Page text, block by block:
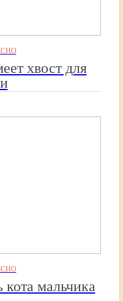
хвост для
кота мальчика